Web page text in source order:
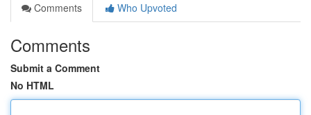
Comments
Who Upvoted
Comments
Submit a Comment
No HTML